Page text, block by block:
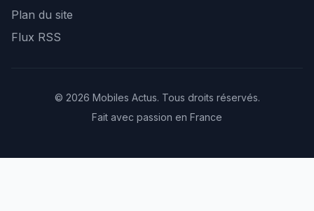
Plan du site
Flux RSS
© 2026 Mobiles Actus. Tous droits réservés.
Fait avec passion en France